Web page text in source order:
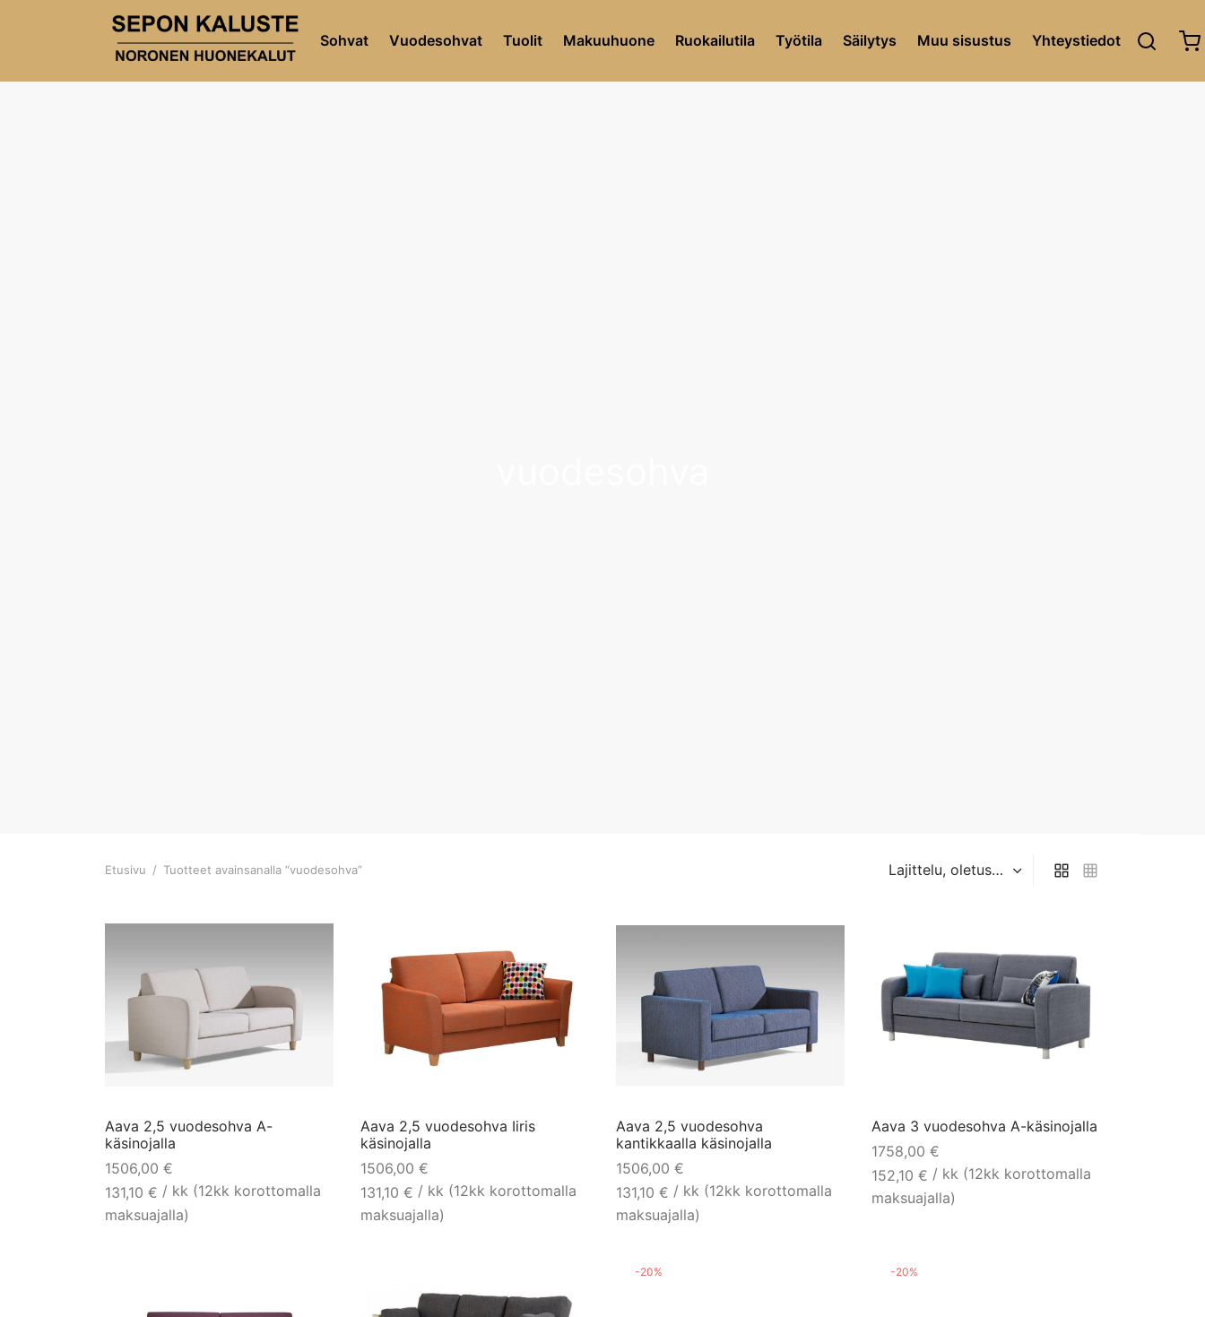
Sohvat Vuodesohvat Tuolit Makuuhuone Ruokailutila Työtila Säilytys Muu sisustus Yhteystiedot
Etusivu / Tuotteet avainsanalla “vuodesohva”
Aava 2,5 vuodesohva A-
käsinojalla
1506,00 €
131,10 € / kk (12kk korottomalla
maksuajalla)
Aava 2,5 vuodesohva Iiris
käsinojalla
1506,00 €
131,10 € / kk (12kk korottomalla
maksuajalla)
Aava 2,5 vuodesohva
kantikkaalla käsinojalla
1506,00 €
131,10 € / kk (12kk korottomalla
maksuajalla)
Aava 3 vuodesohva A-käsinojalla
1758,00 €
152,10 € / kk (12kk korottomalla
maksuajalla)
-20% -20%